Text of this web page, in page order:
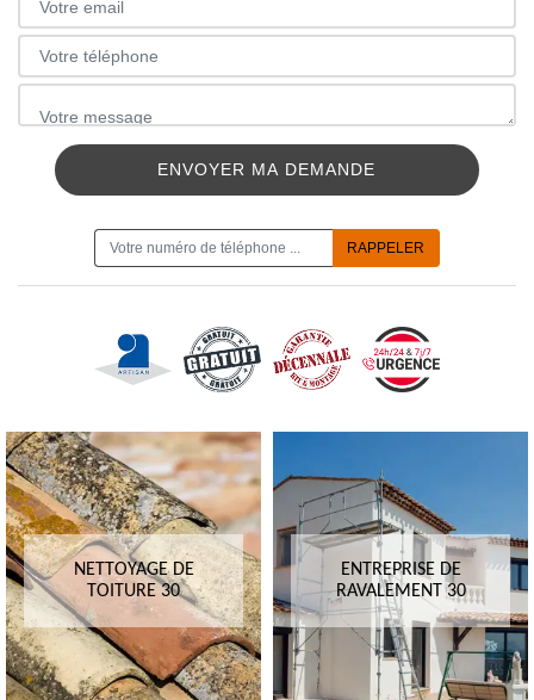
NETTOYAGE DE
TOITURE 30
ENTREPRISE DE
RAVALEMENT 30